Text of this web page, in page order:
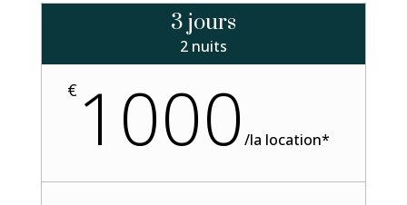
3 jours
2 nuits
€1000 /la location*